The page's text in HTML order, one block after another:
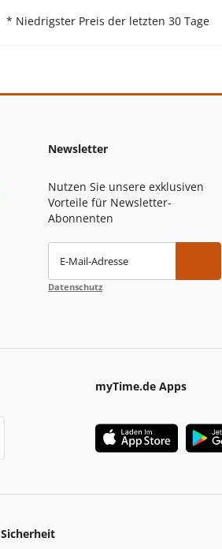
* Niedrigster Preis der letzten 30 Tage
Newsletter
Nutzen Sie unsere exklusiven
Vorteile für Newsletter-
Abonnenten
E-Mail-Adresse
Datenschutz
myTime.de Apps
Sicherheit